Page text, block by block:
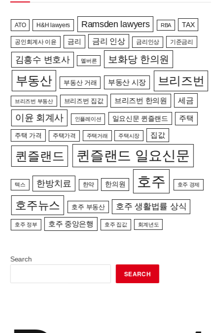
ATO H&H lawyers Ramsden lawyers RBA TAX
공인회계사 이윤 금리 금리 인상 금리인상 기준금리
김흥수 변호사 멜버른 보화당 한의원
부동산 부동산 거래 부동산 시장 브리즈번
브리즈번 부동산 브리즈번 집값 브리즈번 한의원 세금
이윤 회계사 인플레이션 일요신문 퀸즐랜드 주택
주택 가격 주택가격 주택거래 주택시장 집값
퀸즐랜드 퀸즐랜드 일요신문
텍스 한방치료 한약 한의원 호주 호주 경제
호주뉴스 호주 부동산 호주 생활법률 상식
호주 정부 호주 중앙은행 호주 집값 회계년도
Search
SEARCH